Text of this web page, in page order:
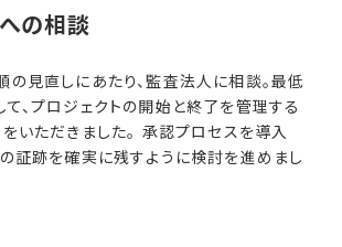
の​相談
の見直しにあたり、監査法人に相談。最低
て、プロジェクトの開始と終了を管理する
いただきました。 承認プロセスを導入
の証跡を確実に残すように検討を進めまし